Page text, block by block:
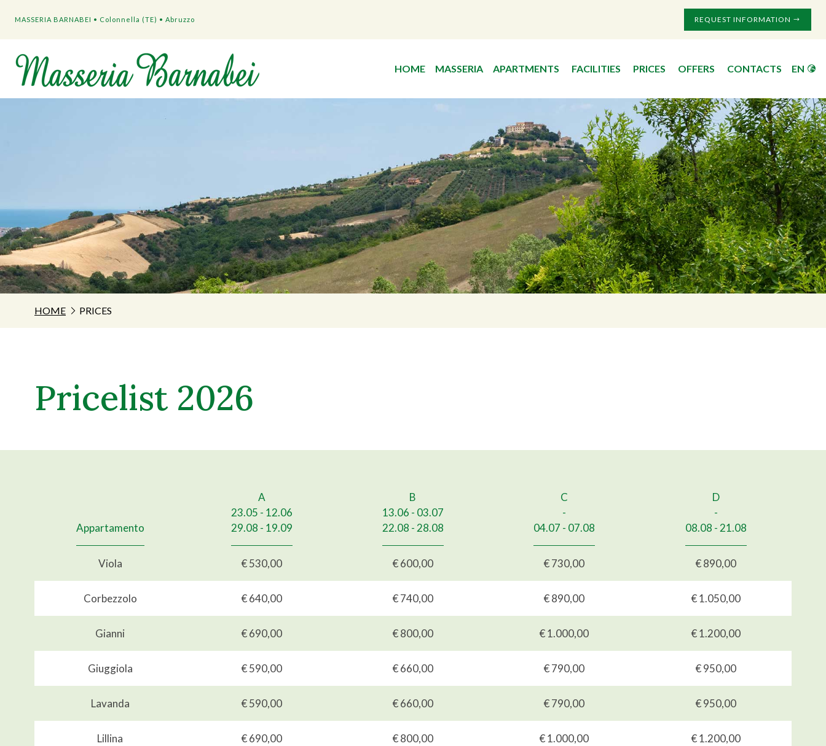
MASSERIA BARNABEI • Colonnella (TE) • Abruzzo REQUEST INFORMATION
HOME MASSERIA APARTMENTS FACILITIES PRICES OFFERS CONTACTS EN
HOME PRICES
Pricelist 2026
Appartamento
A
23.05 - 12.06
29.08 - 19.09
B
13.06 - 03.07
22.08 - 28.08
C
-
04.07 - 07.08
D
-
08.08 - 21.08
Viola € 530,00 € 600,00 € 730,00 € 890,00
Corbezzolo € 640,00 € 740,00 € 890,00 € 1.050,00
Gianni € 690,00 € 800,00 € 1.000,00 € 1.200,00
Giuggiola € 590,00 € 660,00 € 790,00 € 950,00
Lavanda € 590,00 € 660,00 € 790,00 € 950,00
Lillina € 690,00 € 800,00 € 1.000,00 € 1.200,00